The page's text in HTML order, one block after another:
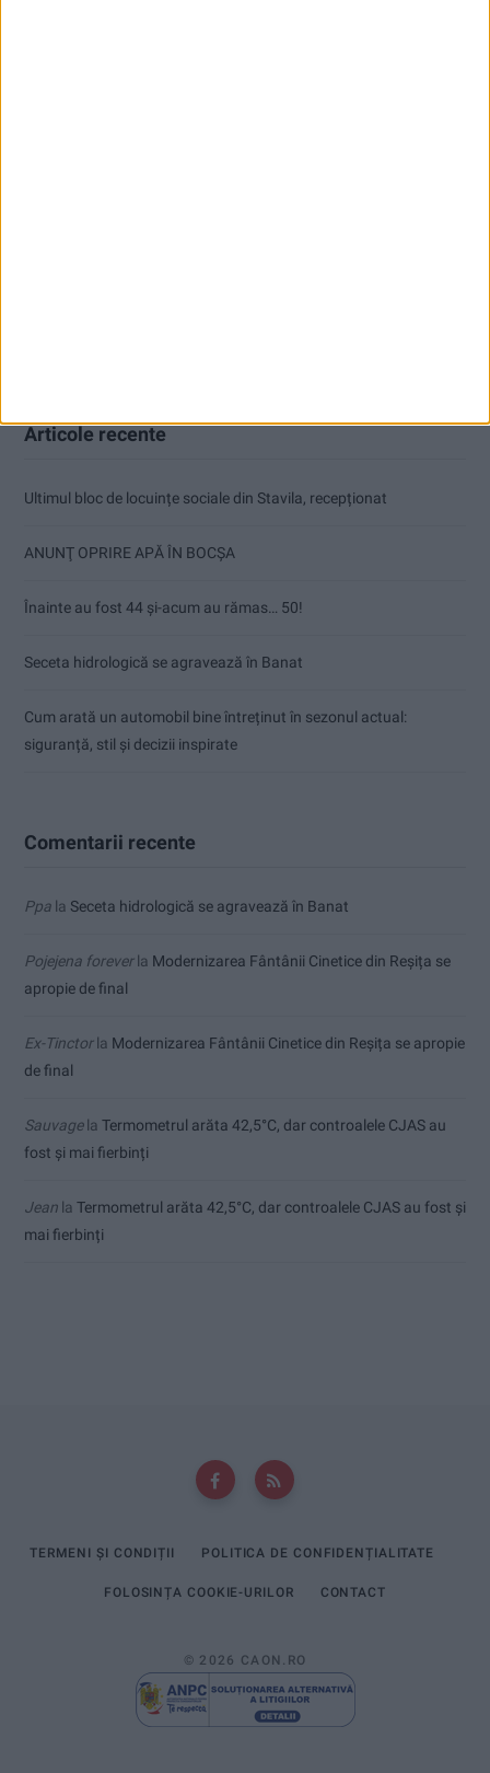
Articole recente
Ultimul bloc de locuințe sociale din Stavila, recepționat
ANUNŢ OPRIRE APĂ ÎN BOCȘA
Înainte au fost 44 și-acum au rămas… 50!
Seceta hidrologică se agravează în Banat
Cum arată un automobil bine întreținut în sezonul actual:
siguranță, stil și decizii inspirate
Comentarii recente
Ppa la Seceta hidrologică se agravează în Banat
Pojejena foreverla Modernizarea Fântânii Cinetice din Reșița se
apropie de final
Ex-Tinctorla Modernizarea Fântânii Cinetice din Reșița se apropie
de final
Sauvagela Termometrul arăta 42,5°C, dar controalele CJAS au
fost și mai fierbinți
Jean la Termometrul arăta 42,5°C, dar controalele CJAS au fost și
mai fierbinți
TERMENI ȘI CONDIȚII POLITICA DE CONFIDENȚIALITATE
FOLOSINȚA COOKIE-URILOR CONTACT
© 2026 CAON.RO